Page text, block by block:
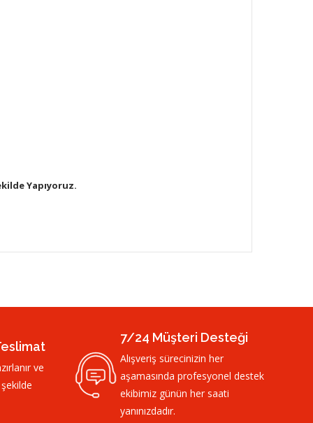
Yapıyoruz.
ve
7/24 Müşteri Desteği
Alışveriş sürecinizin her
aşamasında profesyonel destek
ekibimiz günün her saati
yanınızdadır.